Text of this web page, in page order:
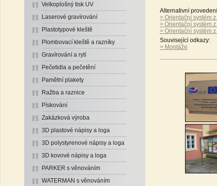
Velkoplošný tisk UV
Laserové gravírování
Plastotypové kleště
Plombovací kleště a razníky
Gravírování a rytí
Pečetidla a pečetění
Pamětní plakety
Ražba a raznice
Pískování
Zakázková výroba
3D plastové nápisy a loga
3D polystyrenové nápisy a loga
3D kovové nápisy a loga
PARKER s věnováním
WATERMAN s věnováním
Alternativní
> Orientační systém
> Orientační systém
> Orientační systém
Související odkazy:
> Montáže